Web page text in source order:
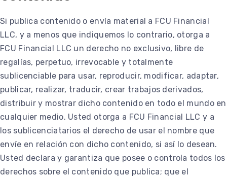
Si publica contenido o envía material a FCU Financial
LLC, y a menos que indiquemos lo contrario, otorga a
FCU Financial LLC un derecho no exclusivo, libre de
regalías, perpetuo, irrevocable y totalmente
sublicenciable para usar, reproducir, modificar, adaptar,
publicar, realizar, traducir, crear trabajos derivados,
distribuir y mostrar dicho contenido en todo el mundo en
cualquier medio. Usted otorga a FCU Financial LLC y a
los sublicenciatarios el derecho de usar el nombre que
envíe en relación con dicho contenido, si así lo desean.
Usted declara y garantiza que posee o controla todos los
derechos sobre el contenido que publica; que el